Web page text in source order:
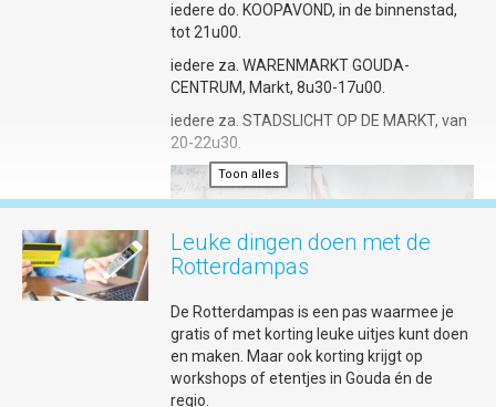
historie
Een bijzonder slaapadres maakt een
weekend Gouda af. Nieuw is De Pastorie
met 14 smaakvolle, high-end
zes nachten) in de voormalige pastorie van
de Gouwekerk in Gouda. Of ga voor
deboutique style
van Relais & Châteaux
Weeshuis Gouda waar je overnacht in
dineert bij restaurant LIZZ dat recent een
Michelinster kreeg. Liever een knus huisje?
Kijk dan bij de cozy cottage van Baartje
Sanderserf; modern gemak en sfeer in een
hofje van barmhartigheid uit 1687. Tot slot:
op en top Gouds maak je een verblijf door
een stroopwafel- of kaassuite bij Best
Western Plus City Hotel Gouda te boeken.
iedere do. KOOPAVOND, in de binnenstad,
tot 21u00.
iedere za. WARENMARKT GOUDA-
CENTRUM, Markt, 8u30-17u00.
iedere za. STADSLICHT OP DE MARKT, van
20-22u30.
Toon alles
Toon alles
Toon alles
Leuke dingen doen met de
Rotterdampas
De Rotterdampas is een pas waarmee je
gratis of met korting leuke uitjes kunt doen
en maken. Maar ook korting krijgt op
workshops of etentjes in Gouda én de
regio.